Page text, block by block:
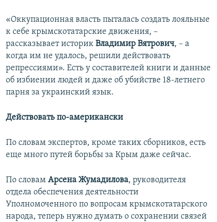
«Оккупационная власть пыталась создать лояльные
к себе крымскотатарские движения, –
рассказывает историк Владимир Вятрович, – а
когда им не удалось, решили действовать
репрессиями». Есть у составителей книги и данные
об избиении людей и даже об убийстве 18-летнего
парня за украинский язык.
Действовать по-американски
По словам экспертов, кроме таких сборников, есть
еще много путей борьбы за Крым даже сейчас.
По словам Арсена Жумадилова, руководителя
отдела обеспечения деятельности
Уполномоченного по вопросам крымскотатарского
народа, теперь нужно думать о сохранении связей